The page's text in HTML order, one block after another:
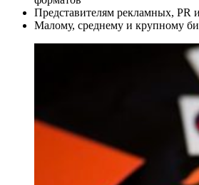
Представителям рекламных, PR
Малому, среднему и крупному